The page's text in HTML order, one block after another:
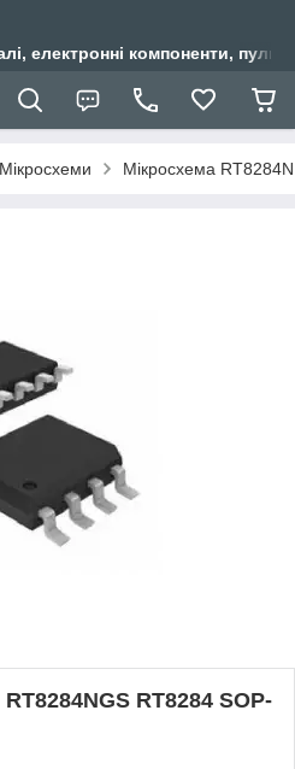
електронні компоненти,
Мікросхеми Мікросхема
RT8284 SOP-